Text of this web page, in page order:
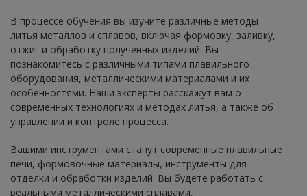
В процессе обучения вы изучите различные методы
литья металлов и сплавов, включая формовку, заливку,
отжиг и обработку полученных изделий. Вы
познакомитесь с различными типами плавильного
оборудования, металлическими материалами и их
особенностями. Наши эксперты расскажут вам о
современных технологиях и методах литья, а также об
управлении и контроле процесса.
Вашими инструментами станут современные плавильные
печи, формовочные материалы, инструменты для
отделки и обработки изделий. Вы будете работать с
реальными металлическими сплавами,